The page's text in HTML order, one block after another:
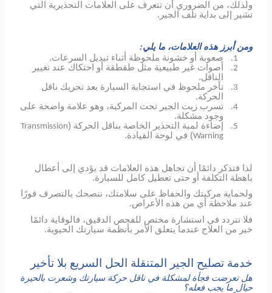
ولذلك، من الضروري أن تتعرف على العلامات التحذيرية التي
تشير إلى بداية تلف الجير.
ومن أبرز هذه العلامات، ما يلي:
1. صعوبة أو خشونة ملحوظة أثناء تبديل السرعات.
2.
أصوات غير طبيعية مثل طقطقة أو احتكاك عند تغيير
الناقل.
3.
تأخر ملحوظ في استجابة السيارة بعد تحريك ناقل
الحركة.
4.
تسرب زيت الجير تحت المركبة، وهو علامة واضحة على
وجود مشكلة.
5. إضاءة لمبة التحذير الخاصة بناقل الحركة (Transmission
Warning) في لوحة القيادة.
لذا فتذكر دائمًا أن تجاهل هذه العلامات قد يؤدي إلى أعطال
باهظة التكلفة أو حتى تعطيل كامل للسيارة.
ولحماية مركبتك والحفاظ على سلامتك، ننصحك بالتصرف فورًا
عند ملاحظة أي من هذه الأعراض.
فلا تتردد في استشارة مختص للفحص الدقيق، فالوقاية دائمًا
خير من العلاج عندما يتعلق الأمر بأنظمة سيارتك الحيوية.
خدمة تصليح الجير المتنقلة الحل السريع بلا تأخير
هل تعرضت فجأة لمشكلة في ناقل حركة سيارتك وشعرت بالحيرة
حيال ما يجب فعله؟